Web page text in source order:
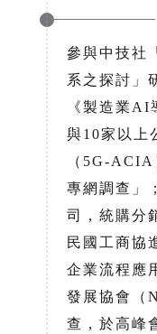
參與中技社
系之探討」
《製造業
與10家以上
（5G-
專網調查」
司，統購分
民國工商協
企業流程應
發展協會（
查，於高峰